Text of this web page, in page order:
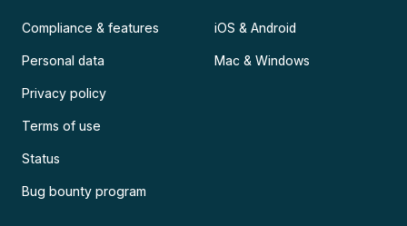
Compliance & features
Personal data
Privacy policy
Terms of use
Status
Bug bounty program
iOS & Android
Mac & Windows